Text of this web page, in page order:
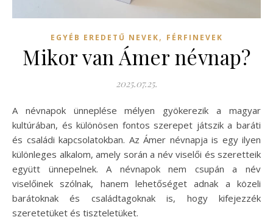
EGYÉB EREDETŰ NEVEK, FÉRFINEVEK
Mikor van Ámer névnap?
2025.07.25.
A névnapok ünneplése mélyen gyökerezik a magyar
kultúrában, és különösen fontos szerepet játszik a baráti
és családi kapcsolatokban. Az Ámer névnapja is egy ilyen
különleges alkalom, amely során a név viselői és szeretteik
együtt ünnepelnek. A névnapok nem csupán a név
viselőinek szólnak, hanem lehetőséget adnak a közeli
barátoknak és családtagoknak is, hogy kifejezzék
szeretetüket és tiszteletüket.